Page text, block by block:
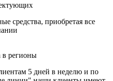
средства, приобретая все
в регионы
5 дней в неделю и по